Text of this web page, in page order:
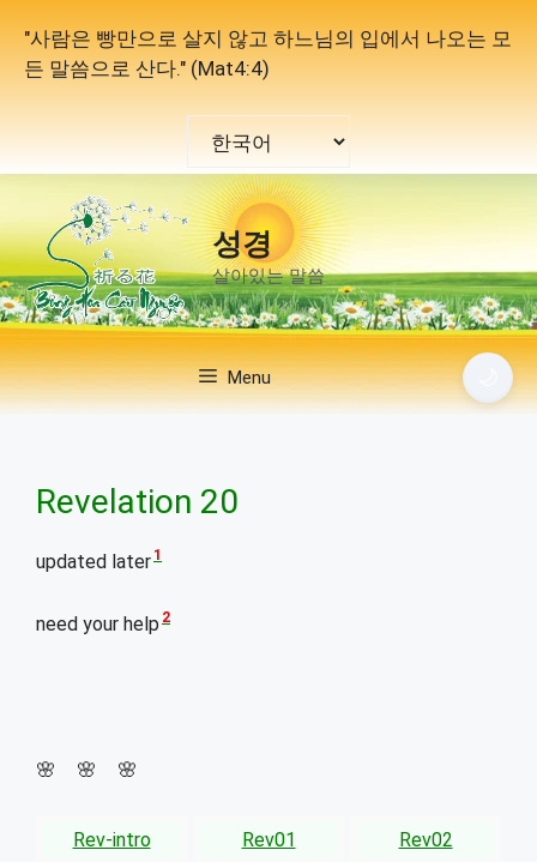
기
"사람은 빵만으로 살지 않고 하느님의 입에서 나오는 모
든 말씀으로 산다." (Mat4:4)
language
성경
살아있는 말씀
Menu
Revelation 20
updated later 1
need your help 2
🌸 🌸 🌸
Rev-intro Rev01 Rev02